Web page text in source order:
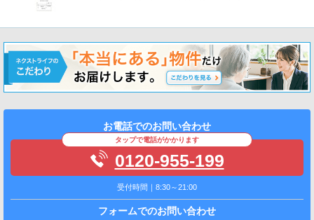
お電話でのお問い合わせ
タップで電話がかかります
0120-955-199
受付時間｜8:30～21:00
フォームでのお問い合わせ